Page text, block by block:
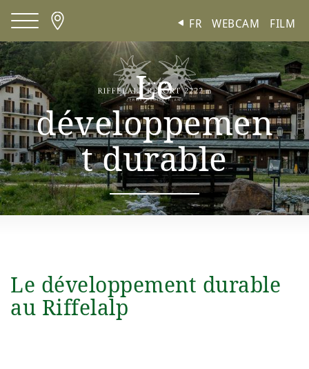
FR WEBCAM FILM
Le
développemen
t durable
Le développement durable
au Riffelalp